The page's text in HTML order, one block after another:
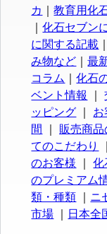
カ
｜教育用化
｜化石セブン
に関する記載
み物など ｜最
コラム
｜化石
ベント情報
｜
ッピング
お
間
販売商品
てのこだわり
のお客様 ｜化
のプレミアム
類・種類
ニ
市場
日本全